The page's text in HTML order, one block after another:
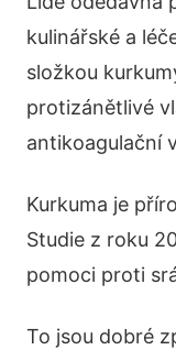
kulinářské a
složkou
protizánětlivé
antikoagulační
Kurkuma je
Studie z roku
pomoci proti
To jsou dobré